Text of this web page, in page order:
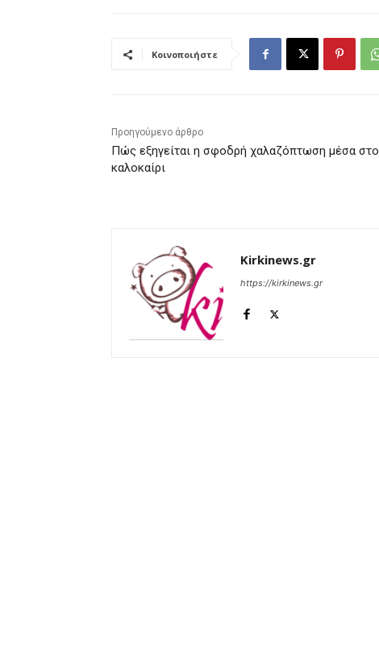
Κοινοποιήστε
Προηγούμενο άρθρο
Πώς εξηγείται η σφοδρή χαλαζόπτωση μέσα στο
καλοκαίρι
Kirkinews.gr
https://kirkinews.gr